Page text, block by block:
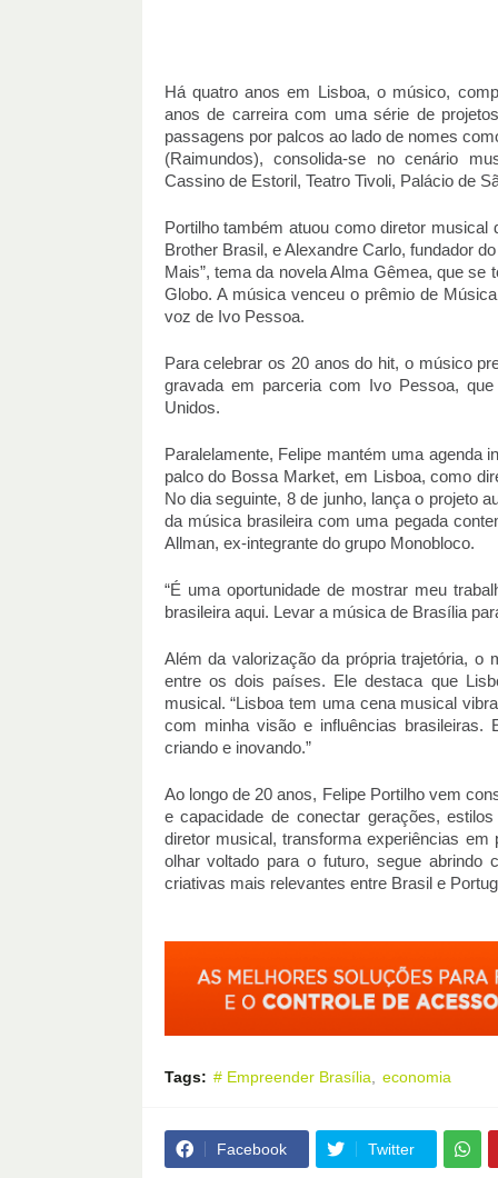
Há quatro anos em Lisboa, o músico,
anos de carreira com uma série de
passagens por palcos ao lado de nomes
(Raimundos), consolida-se no cenário
Cassino de Estoril, Teatro Tivoli, Palácio de
Portilho também atuou como diretor
Brother Brasil, e Alexandre Carlo, fundador
Mais”, tema da novela Alma Gêmea, que
Globo. A música venceu o prêmio de
voz de Ivo Pessoa.
Para celebrar os 20 anos do hit, o músico
gravada em parceria com Ivo Pessoa,
Unidos.
Paralelamente, Felipe mantém uma agenda
palco do Bossa Market, em Lisboa, como
No dia seguinte, 8 de junho, lança o projeto
da música brasileira com uma pegada
Allman, ex-integrante do grupo Monobloco.
“É uma oportunidade de mostrar meu
brasileira aqui. Levar a música de Brasília
Além da valorização da própria trajetória, o
entre os dois países. Ele destaca que
musical. “Lisboa tem uma cena musical
com minha visão e influências
criando e inovando.”
Ao longo de 20 anos, Felipe Portilho vem
e capacidade de conectar gerações,
diretor musical, transforma experiências
olhar voltado para o futuro, segue abrindo
criativas mais relevantes entre Brasil e
Tags: # Empreender Brasília economia
Facebook Twitter